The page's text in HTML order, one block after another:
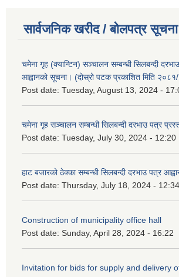
सार्वजनिक खरीद / बोलपत्र सूचना
चमेना गृह (क्यान्टिन) सञ्चालन सम्बन्धी सिलबन्दी
आह्वानको सूचना। (दोस्रो पटक प्रकाशित मिति
Post date: Tuesday, August 13, 2024 -
चमेना गृह सञ्चालन सम्बन्धी सिलबन्दी दरभाउ पत्र
Post date: Tuesday, July 30, 2024 - 12:20
हाट बजारको ठेक्का सम्बन्धी सिलबन्दी दरभाउ पत्र
Post date: Thursday, July 18, 2024 - 12:34
Construction of municipality office hall
Post date: Sunday, April 28, 2024 - 16:22
Invitation for bids for supply and delivery